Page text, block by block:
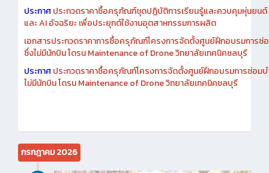
ประกาศประกวดราคาซื้อครุภัณฑ์ชุดปฏิบัติการเรียนรู้และควบคุมหุ่นยน
และ AI อัจฉริยะ เพื่อประยุกต์ใช้งานอุตสาหกรรมการผลิต
เอกสารประกวดราคาการซื้อครุภัณฑ์โครงการจัดตั้งศูนย์ฝึกอบรมการซ่
ซึ่งไม่มีนักบิน โดรน Maintenance of Drone วิทยาลัยเทคนิคชลบุรี
ประกาศประกวดราคาซื้อครุภัณฑ์โครงการจัดตั้งศูนย์ฝึกอบรมการซ่อมบ
ไม่มีนักบิน โดรน Maintenance of Drone วิทยาลัยเทคนิคชลบุรี
กรกฎาคม 2026